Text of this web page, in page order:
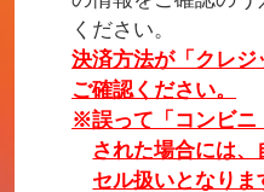
ください。
決済方法が「クレ
ご確認ください。
※誤って「コンビニ
された場合には
セル扱いとなりま